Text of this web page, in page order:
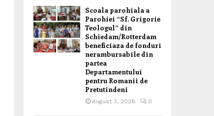
Scoala parohiala a
Parohiei “Sf. Grigorie
Teologul” din
Schiedam/Rotterdam
beneficiaza de fonduri
nerambursabile din
partea
Departamentului
pentru Romanii de
Pretutindeni
August 3, 2026 0